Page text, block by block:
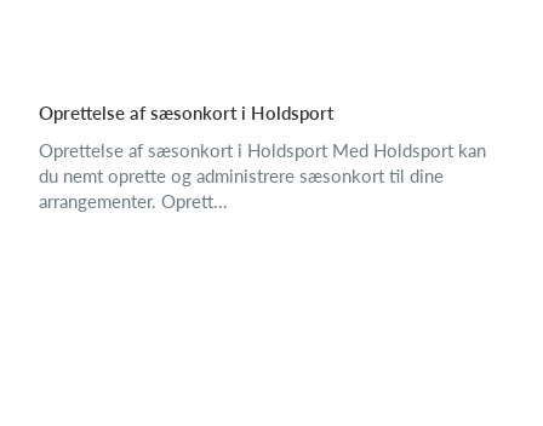
Oprettelse af sæsonkort i Holdsport
Oprettelse af sæsonkort i Holdsport Med Holdsport kan
du nemt oprette og administrere sæsonkort til dine
arrangementer. Oprett...